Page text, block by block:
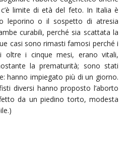
limite di età del feto. In Italia è
leporino o il sospetto di atresia
curabili, perché sia scattata la
casi sono rimasti famosi perché i
i cinque mesi, erano vitali,
la prematurità; sono stati
hanno impiegato più di un giorno.
diversi hanno proposto l’aborto
da un piedino torto, modesta